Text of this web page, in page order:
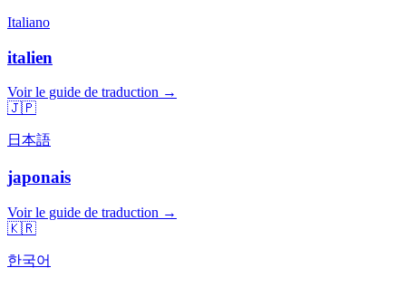
Italiano
italien
Voir le guide de traduction →
🇯🇵
日本語
japonais
Voir le guide de traduction →
🇰🇷
한국어